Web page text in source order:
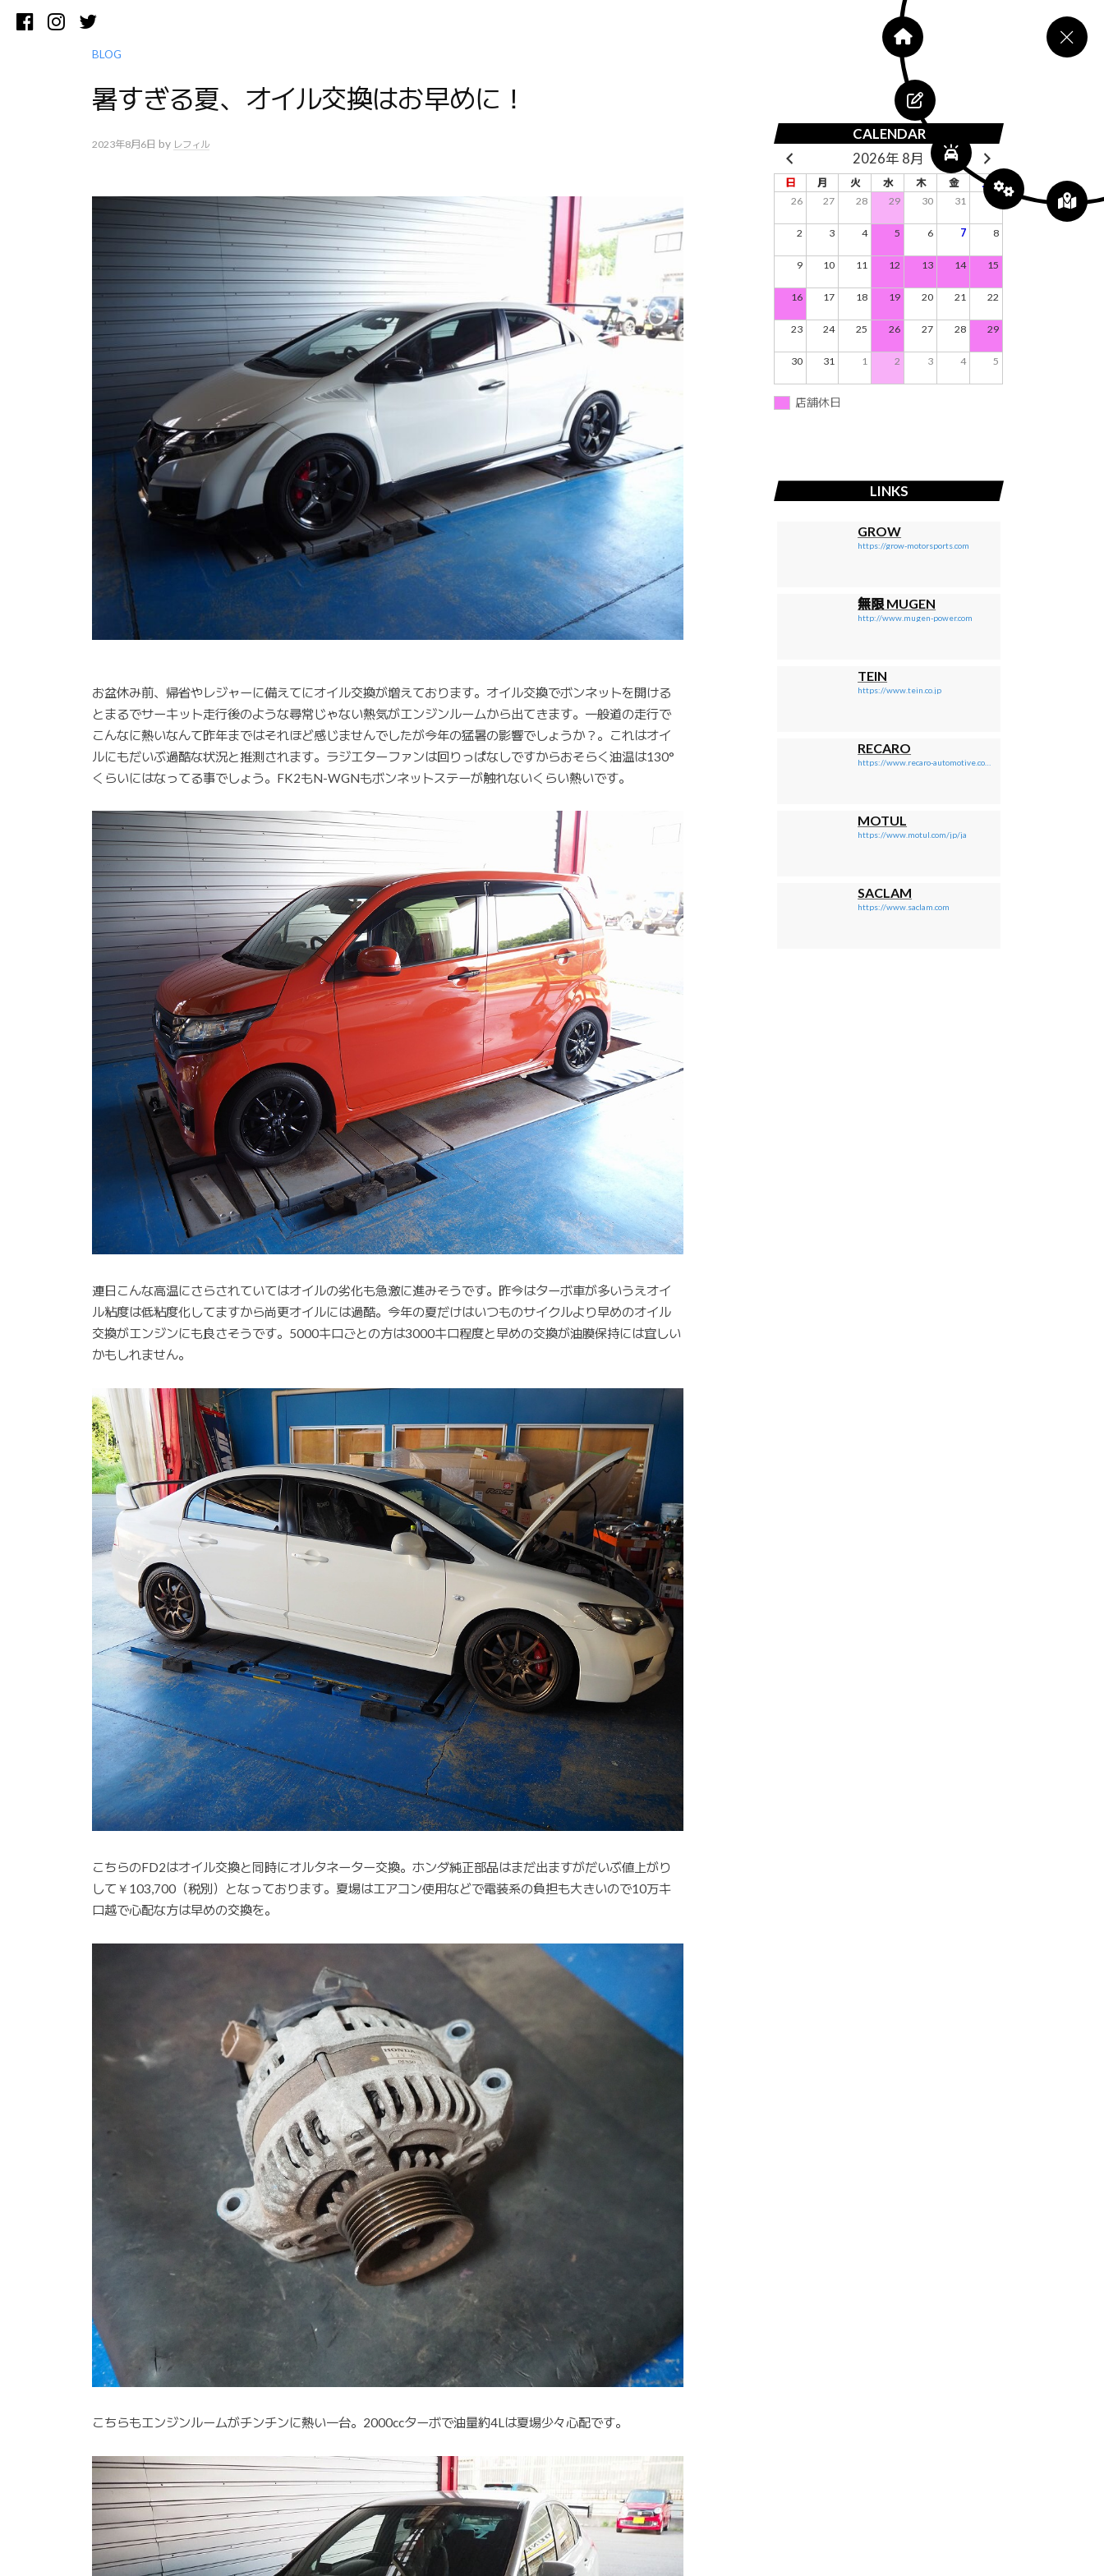
FacebookInstagramTwitter
BLOG
暑すぎる夏、オイル交換はお早めに！
2023年8月6日 by レフィル
お盆休み前、帰省やレジャーに備えてにオイル交換が増えております。オイル交換でボンネットを開ける
とまるでサーキット走行後のような尋常じゃない熱気がエンジンルームから出てきます。一般道の走行で
こんなに熱いなんて昨年まではそれほど感じませんでしたが今年の猛暑の影響でしょうか？。これはオイ
ルにもだいぶ過酷な状況と推測されます。ラジエターファンは回りっぱなしですからおそらく油温は130°
くらいにはなってる事でしょう。FK2もN-WGNもボンネットステーが触れないくらい熱いです。
連日こんな高温にさらされていてはオイルの劣化も急激に進みそうです。昨今はターボ車が多いうえオイ
ル粘度は低粘度化してますから尚更オイルには過酷。今年の夏だけはいつものサイクルより早めのオイル
交換がエンジンにも良さそうです。5000キロごとの方は3000キロ程度と早めの交換が油膜保持には宜しい
かもしれません。
こちらのFD2はオイル交換と同時にオルタネーター交換。ホンダ純正部品はまだ出ますがだいぶ値上がり
して￥103,700（税別）となっております。夏場はエアコン使用などで電装系の負担も大きいので10万キ
ロ越で心配な方は早めの交換を。
こちらもエンジンルームがチンチンに熱い一台。2000ccターボで油量約4Lは夏場少々心配です。
CALENDAR
2026年 8月
日 月 火 水 木 金
土
26
27 28 29 30 31
2 3 4 5 6 7 8
9 10 11 12 13 14 15
16 17 18 19 20 21 22
23 24 25 26 27 28 29
30 31 1 2 3 4 5
店舗休日
LINKS
GROW
https://grow-motorsports.com
無限 MUGEN
http://www.mugen-power.com
TEIN
https://www.tein.co.jp
RECARO
MOTUL
https://www.motul.com/jp/ja
SACLAM
https://www.saclam.com